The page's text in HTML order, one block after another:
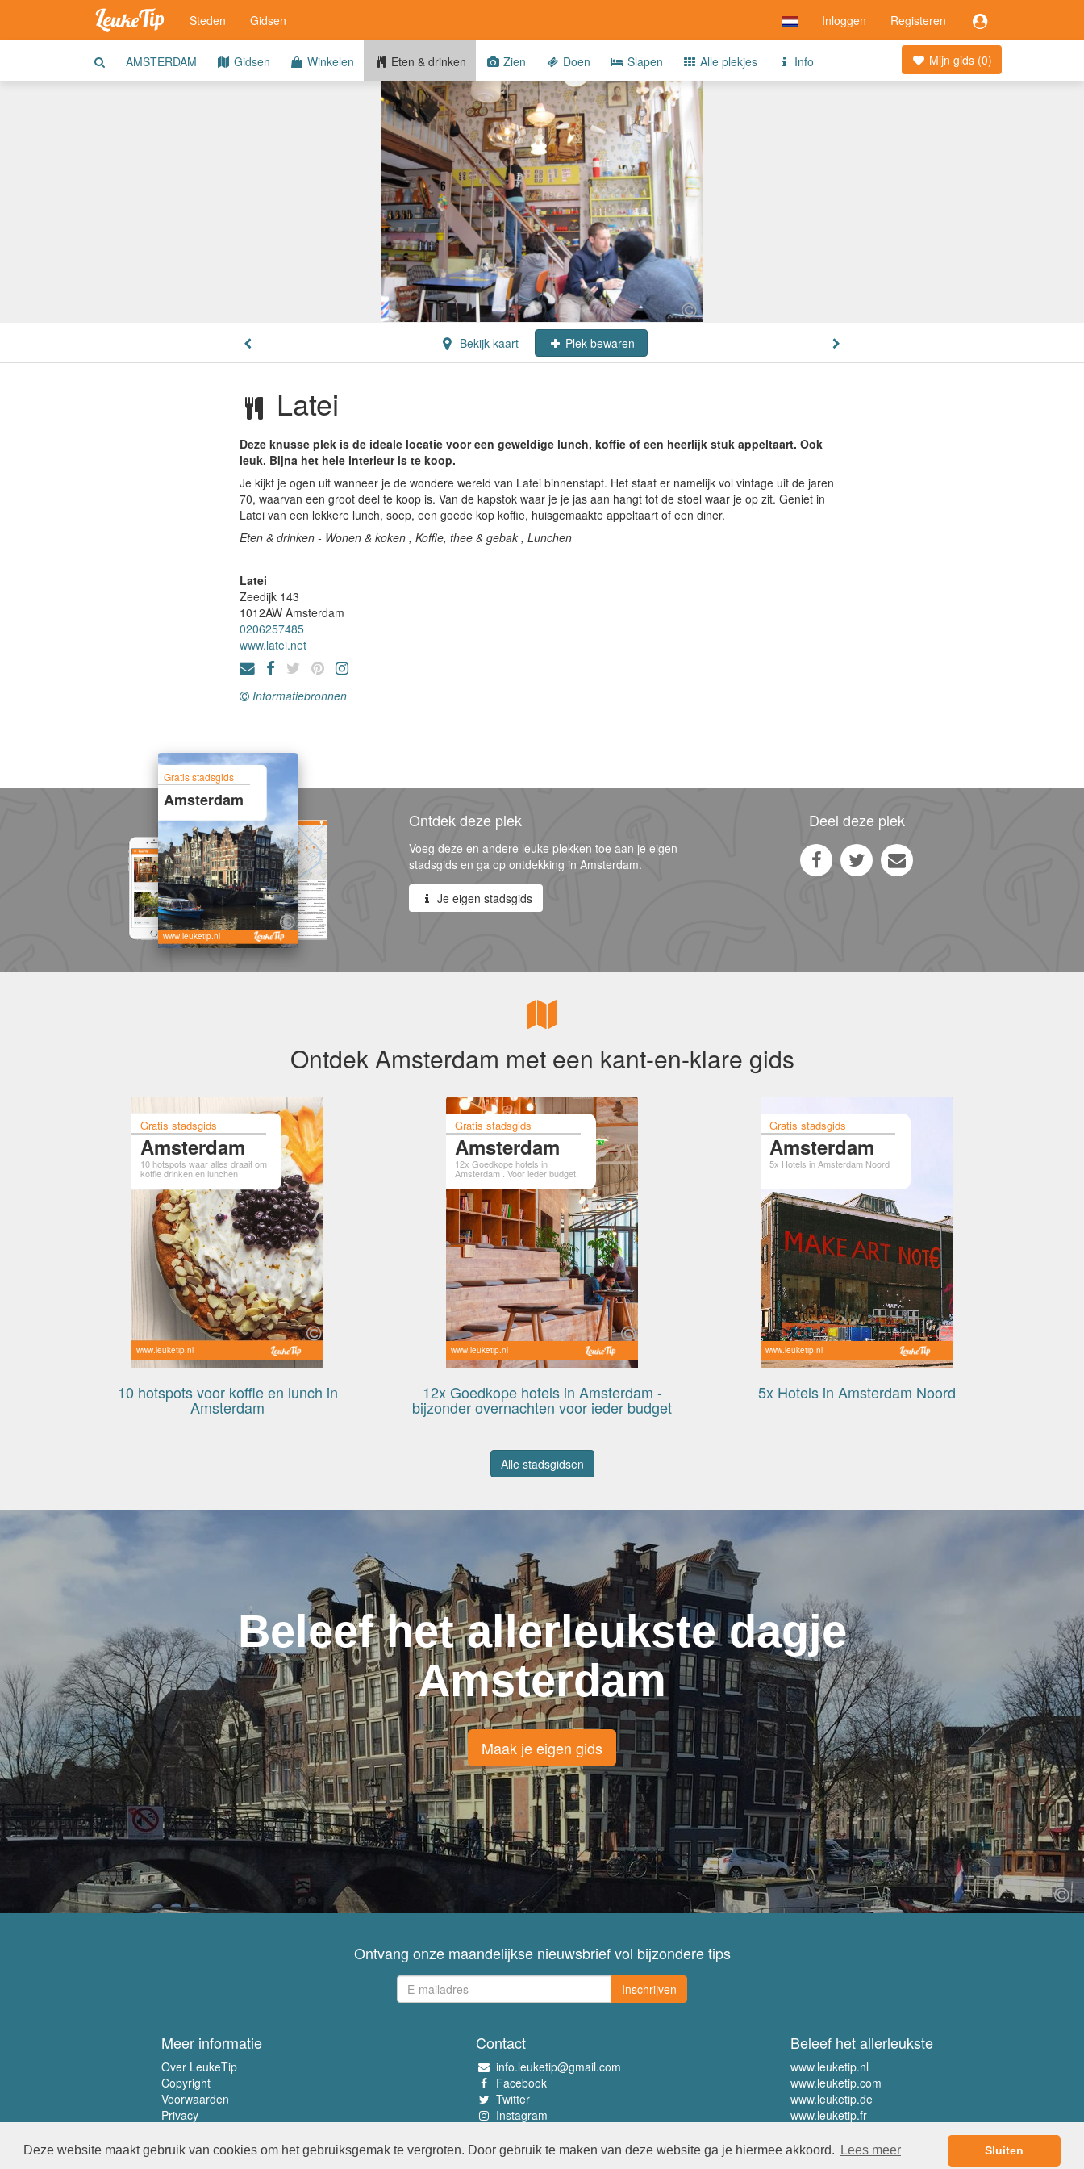
Deze website maakt gebruik van cookies om het gebruiksgemak te vergroten. Door gebruik te maken van deze website ga je hiermee akkoord. Lees meer Sluiten
Inloggen Registeren
Steden Gidsen
Mijn gids (0)
AMSTERDAM Gidsen Winkelen Eten & drinken Zien Doen Slapen Alle plekjes Info
Bekijk kaart Plek bewaren
Latei
Deze knusse plek is de ideale locatie voor een geweldige lunch, koffie of een heerlijk stuk appeltaart. Ook
leuk. Bijna het hele interieur is te koop.
Je kijkt je ogen uit wanneer je de wondere wereld van Latei binnenstapt. Het staat er namelijk vol vintage uit de jaren
70, waarvan een groot deel te koop is. Van de kapstok waar je je jas aan hangt tot de stoel waar je op zit. Geniet in
Latei van een lekkere lunch, soep, een goede kop koffie, huisgemaakte appeltaart of een diner.
Eten & drinken - Wonen & koken , Koffie, thee & gebak , Lunchen
Latei
Zeedijk 143
1012AW Amsterdam
0206257485
www.latei.net
Informatiebronnen
Gratis stadsgids
Amsterdam
www.leuketip.nl
Ontdek deze plek
Voeg deze en andere leuke plekken toe aan je eigen
stadsgids en ga op ontdekking in Amsterdam.
Je eigen stadsgids
Deel deze plek
Ontdek Amsterdam met een kant-en-klare gids
Gratis stadsgids
Amsterdam
10 hotspots waar alles draait om
koffie drinken en lunchen
www.leuketip.nl
10 hotspots voor koffie en lunch in
Amsterdam
Gratis stadsgids
Amsterdam
12x Goedkope hotels in
Amsterdam . Voor ieder budget.
www.leuketip.nl
12x Goedkope hotels in Amsterdam -
bijzonder overnachten voor ieder budget
Gratis stadsgids
Amsterdam
5x Hotels in Amsterdam Noord
www.leuketip.nl
5x Hotels in Amsterdam Noord
Alle stadsgidsen
Beleef het allerleukste dagje
Amsterdam
Maak je eigen gids
Ontvang onze maandelijkse nieuwsbrief vol bijzondere tips
Inschrijven
Meer informatie
Over LeukeTip
Copyright
Voorwaarden
Privacy
Contact
info.leuketip@gmail.com
Facebook
Twitter
Instagram
Beleef het allerleukste
www.leuketip.nl
www.leuketip.com
www.leuketip.de
www.leuketip.fr